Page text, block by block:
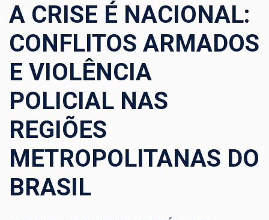
A CRISE É NACIONAL:
CONFLITOS ARMADOS
E VIOLÊNCIA
POLICIAL NAS
REGIÕES
METROPOLITANAS DO
BRASIL